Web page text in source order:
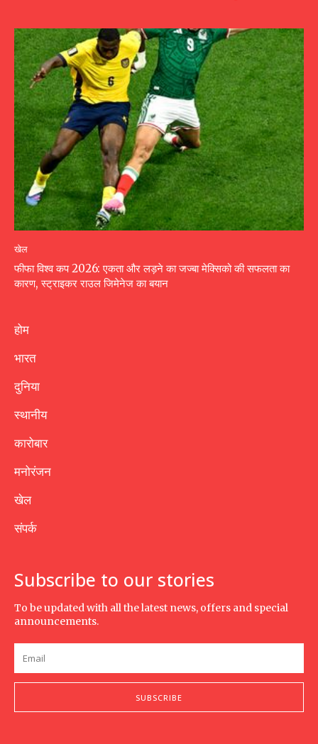
खेल
फीफा विश्व कप 2026: एकता और लड़ने का जज्बा मेक्सिको की सफलता का
कारण, स्ट्राइकर राउल जिमेनेज का बयान
होम
भारत
दुनिया
स्थानीय
कारोबार
मनोरंजन
खेल
संपर्क
Subscribe to our stories
To be updated with all the latest news, offers and special
announcements.
SUBSCRIBE